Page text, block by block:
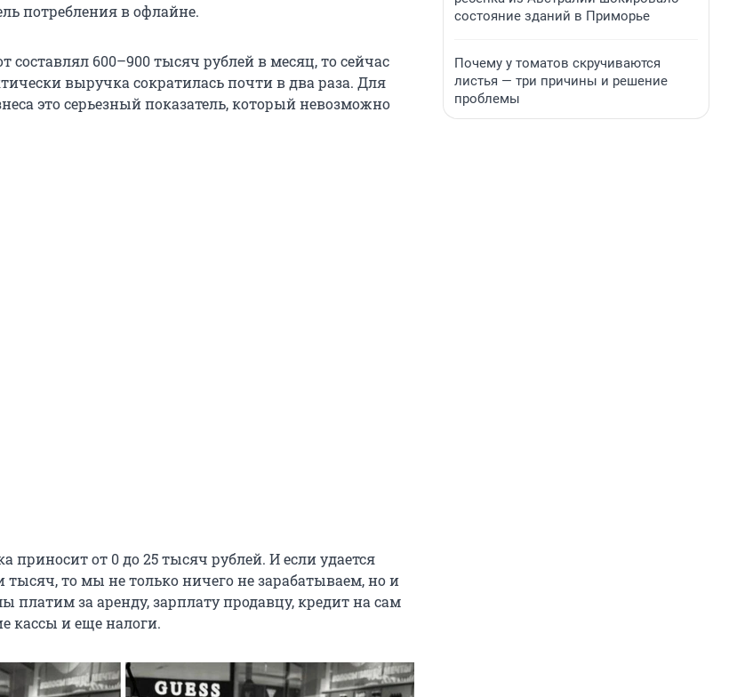
потребления в офлайне.
составлял 600–900 тысяч рублей в месяц, то сейчас
выручка сократилась почти в два раза. Для
это серьезный показатель, который невозможно
приносит от 0 до 25 тысяч рублей. И если удается
тысяч, то мы не только ничего не зарабатываем, но и
платим за аренду, зарплату продавцу, кредит на сам
кассы и еще налоги.
состояние зданий в Приморье
Почему у томатов скручиваются
листья — три причины и решение
проблемы